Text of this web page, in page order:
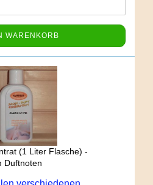
WARENKORB
(1 Liter Flasche) -
Duftnoten